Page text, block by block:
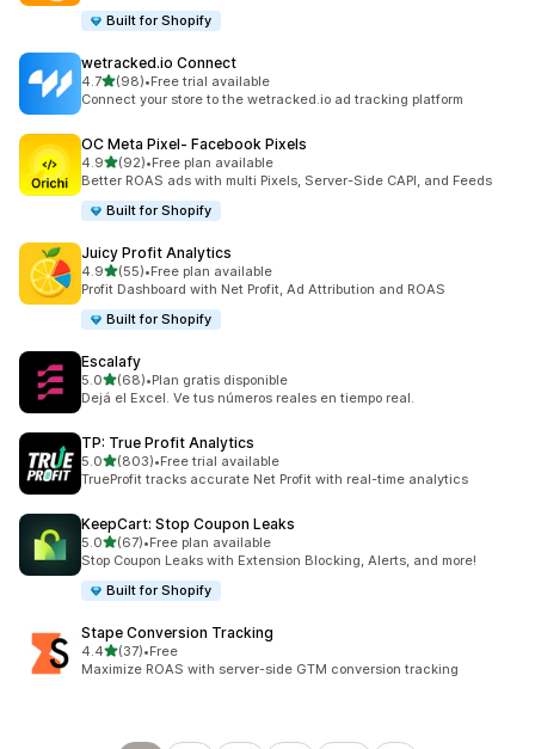
Built for Shopify
wetracked.io Connect
4.7เต็ม 5 ดาว
(98)
ทั้งหมด 98 รีวิว
•Free trial available
Connect your store to the wetracked.io ad tracking platform
OC Meta Pixel‑ Facebook Pixels
4.9เต็ม 5 ดาว
(92)
ทั้งหมด 92 รีวิว
•Free plan available
Better ROAS ads with multi Pixels, Server-Side CAPI, and Feeds
Built for Shopify
Juicy Profit Analytics
4.9เต็ม 5 ดาว
(55)
ทั้งหมด 55 รีวิว
•Free plan available
Profit Dashboard with Net Profit, Ad Attribution and ROAS
Built for Shopify
Escalafy
5.0เต็ม 5 ดาว
(68)
ทั้งหมด 68 รีวิว
•Plan gratis disponible
Dejá el Excel. Ve tus números reales en tiempo real.
TP: True Profit Analytics
5.0เต็ม 5 ดาว
(803)
ทั้งหมด 803 รีวิว
•Free trial available
TrueProfit tracks accurate Net Profit with real-time analytics
KeepCart: Stop Coupon Leaks
5.0เต็ม 5 ดาว
(67)
ทั้งหมด 67 รีวิว
•Free plan available
Stop Coupon Leaks with Extension Blocking, Alerts, and more!
Built for Shopify
Stape Conversion Tracking
4.4เต็ม 5 ดาว
(37)
ทั้งหมด 37 รีวิว
•Free
Maximize ROAS with server-side GTM conversion tracking